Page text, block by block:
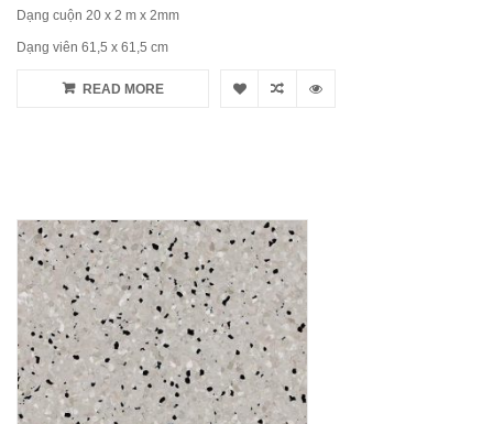
Dạng cuộn 20 x 2 m x 2mm
Dạng viên 61,5 x 61,5 cm
READ MORE